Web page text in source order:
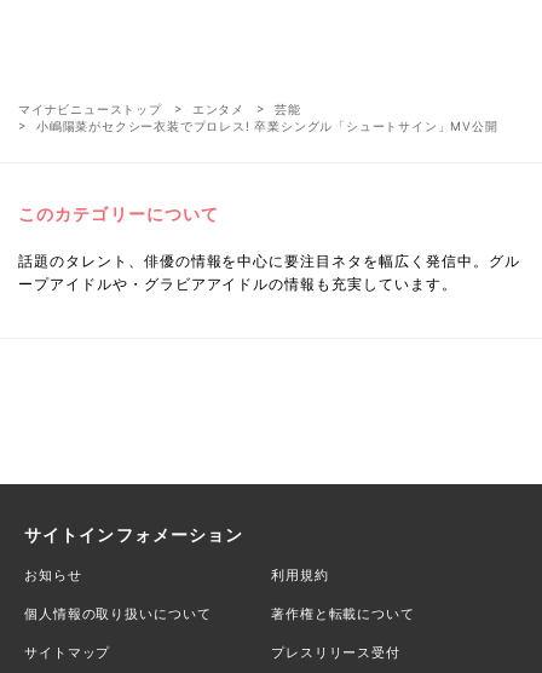
マイナビニューストップ エンタメ
芸能
小嶋陽菜がセクシー衣装でプロレス! 卒業シングル「シュートサイン」MV公開
このカテゴリーについて
話題のタレント、俳優の情報を中心に要注目ネタを幅広く発信中。グル
ープアイドルや・グラビアアイドルの情報も充実しています。
サイトインフォメーション
お知らせ 利用規約
個人情報の取り扱いについて 著作権と転載について
サイトマップ プレスリリース受付